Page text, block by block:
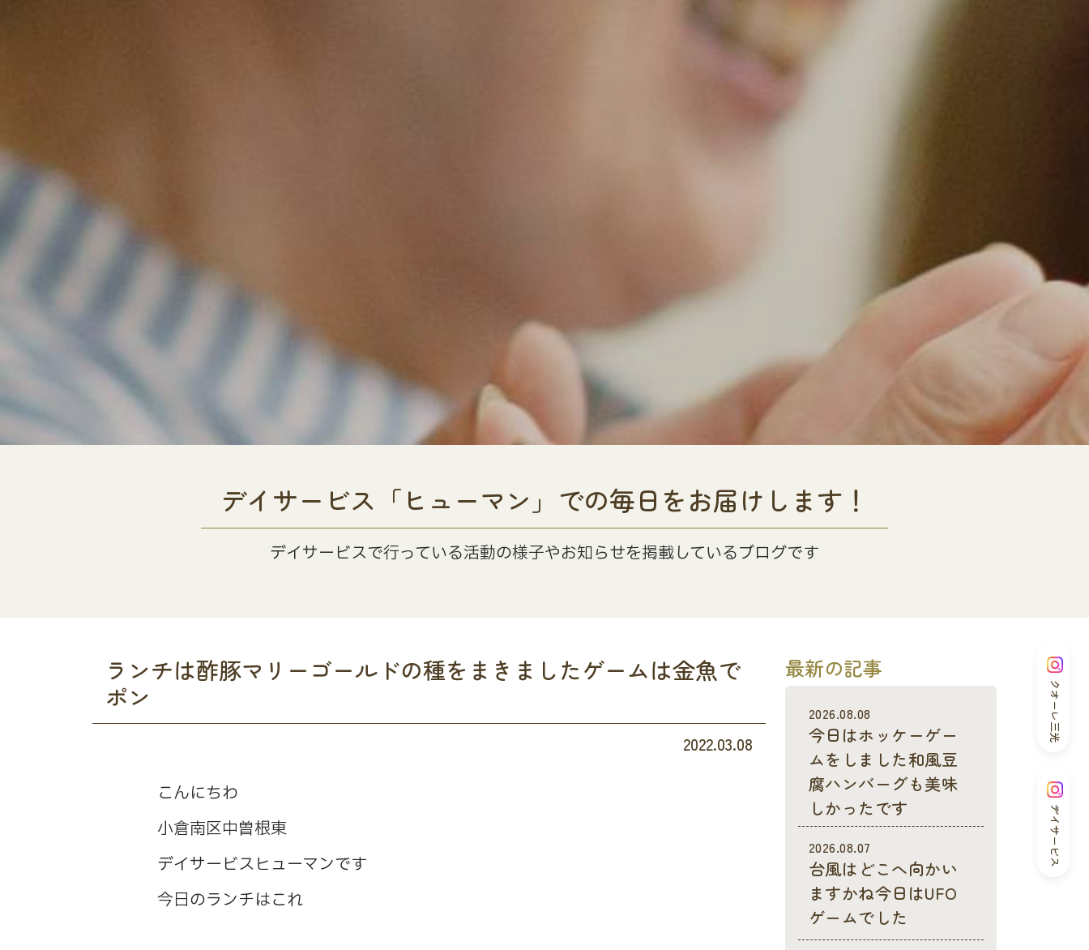
クオーレ三光
デイサービス
デイサービス「ヒューマン」での毎日をお届けします！
デイサービスで行っている活動の様子やお知らせを掲載しているブログです
ランチは酢豚マリーゴールドの種をまきましたゲームは金魚で
ポン
2022.03.08
こんにちわ
小倉南区中曽根東
デイサービスヒューマンです
今日のランチはこれ
最新の記事
2026.08.08
今日はホッケーゲー
ムをしました和風豆
腐ハンバーグも美味
しかったです
2026.08.07
台風はどこへ向かい
ますかね今日はUFO
ゲームでした